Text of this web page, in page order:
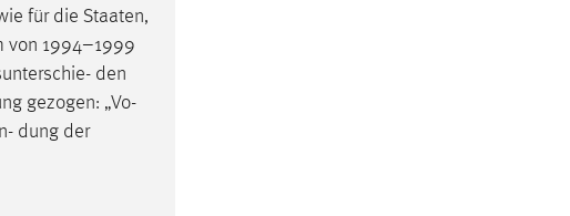
für die Staaten,
von 1994–1999
den
gezogen: „Vo-
dung der